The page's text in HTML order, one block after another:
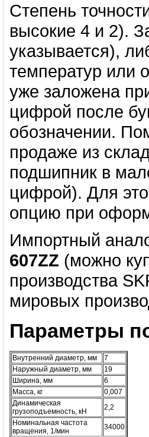
Степень
высокие 4 и 2).
указывается),
температур или
уже заложена
цифрой после
обозначении.
продаже из
подшипник в
цифрой). Для
опцию при
Импортный
607ZZ (можно
производства
мировых
Параметры
Внутренний диаметр, мм
7
Наружный диаметр, мм
19
Ширина, мм
6
Масса, кг
0,007
Динамическая
грузоподъемность, кН
2,2
Номинальная частота
вращения, 1/мин
34000